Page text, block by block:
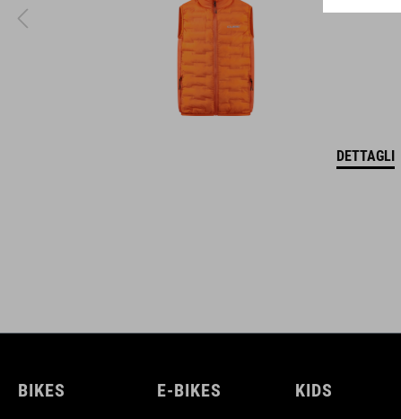
DETTAGLI
BIKES E-BIKES KIDS